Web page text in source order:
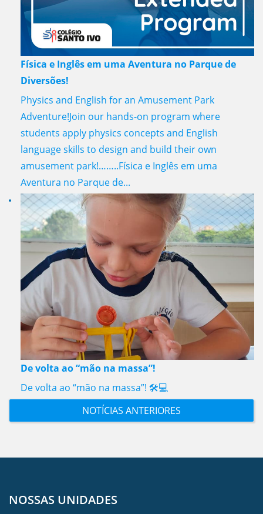
Física e Inglês em uma Aventura no Parque de
Diversões!
Physics and English for an Amusement Park
Adventure!Join our hands-on program where
students apply physics concepts and English
language skills to design and build their own
amusement park!……..Física e Inglês em uma
Aventura no Parque de...
De volta ao “mão na massa”!
De volta ao “mão na massa”! 🛠️💻
NOTÍCIAS ANTERIORES
NOSSAS UNIDADES